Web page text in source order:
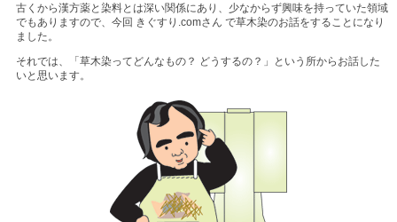
古くから漢方薬と染料とは深い関係にあり、少なからず興味を持っていた領域
でもありますので、今回 きぐすり.comさん で草木染のお話をすることになり
ました。
それでは、「草木染ってどんなもの？ どうするの？」という所からお話した
いと思います。